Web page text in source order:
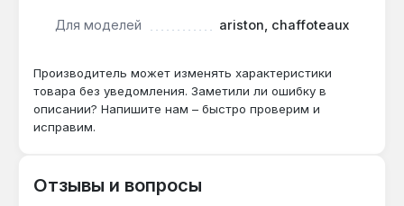
Горелка подходит для восстановления
Использование оригинальной запчасти сохраняет
заводские параметры безопасности и
эффективности. Производство — Италия.
Гарантия 1 год, доставка по Украине.
Для моделей ariston, chaffoteaux
Производитель может изменять характеристики
товара без уведомления. Заметили ли ошибку в
описании? Напишите нам – быстро проверим и
исправим.
Отзывы и вопросы